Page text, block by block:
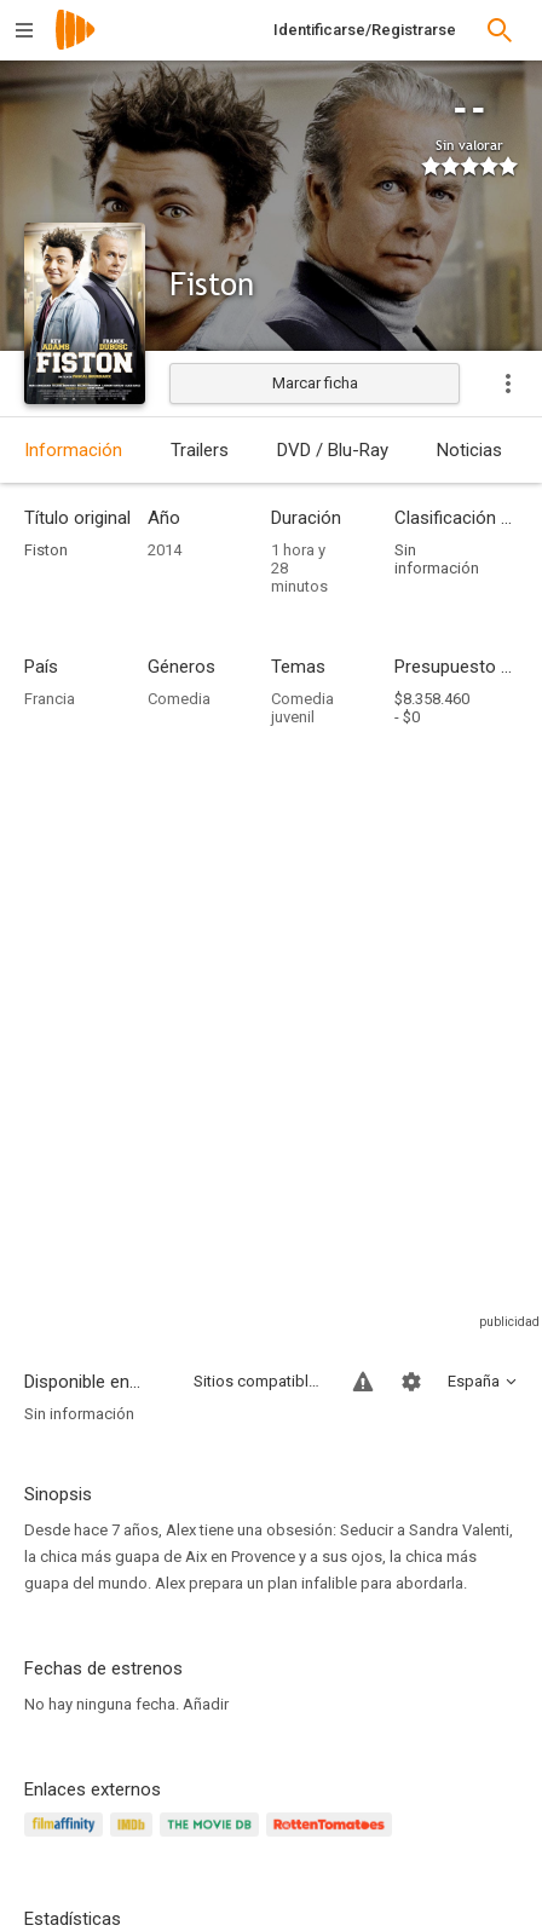
Identificarse/Registrarse
--
Sin valorar
Fiston
Estrenada
Marcar ficha
Información Trailers DVD / Blu-Ray Noticias
Título original
Fiston
Año
2014
Duración
1 hora y
28
minutos
Clasificación por edades
Sin
información
País
Francia
Géneros
Comedia
Temas
Comedia
juvenil
Presupuesto - Ingresos
$8.358.460
- $0
Disponible en... España
Sitios compatibles
Sin información
Sinopsis
Desde hace 7 años, Alex tiene una obsesión: Seducir a Sandra Valenti,
la chica más guapa de Aix en Provence y a sus ojos, la chica más
guapa del mundo. Alex prepara un plan infalible para abordarla.
Fechas de estrenos
No hay ninguna fecha. Añadir
Enlaces externos
Estadísticas